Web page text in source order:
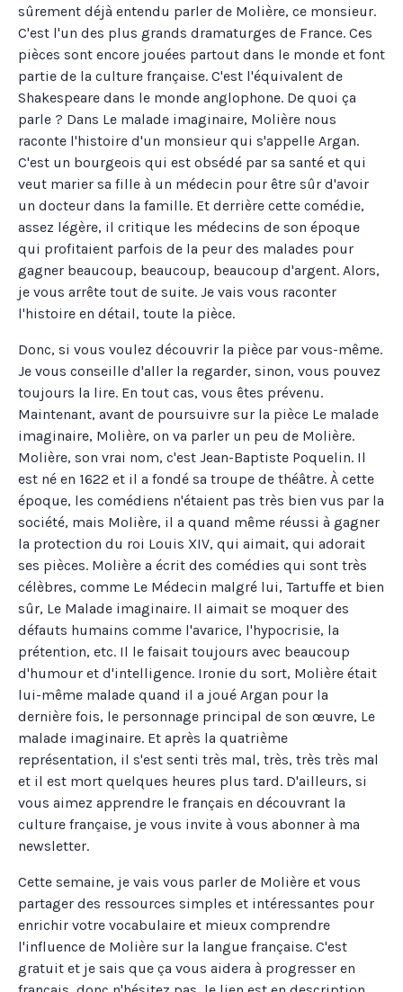
sûrement déjà entendu parler de Molière, ce monsieur.
C'est l'un des plus grands dramaturges de France. Ces
pièces sont encore jouées partout dans le monde et font
partie de la culture française. C'est l'équivalent de
Shakespeare dans le monde anglophone. De quoi ça
parle ? Dans Le malade imaginaire, Molière nous
raconte l'histoire d'un monsieur qui s'appelle Argan.
C'est un bourgeois qui est obsédé par sa santé et qui
veut marier sa fille à un médecin pour être sûr d'avoir
un docteur dans la famille. Et derrière cette comédie,
assez légère, il critique les médecins de son époque
qui profitaient parfois de la peur des malades pour
gagner beaucoup, beaucoup, beaucoup d'argent. Alors,
je vous arrête tout de suite. Je vais vous raconter
l'histoire en détail, toute la pièce.
Donc, si vous voulez découvrir la pièce par vous-même.
Je vous conseille d'aller la regarder, sinon, vous pouvez
toujours la lire. En tout cas, vous êtes prévenu.
Maintenant, avant de poursuivre sur la pièce Le malade
imaginaire, Molière, on va parler un peu de Molière.
Molière, son vrai nom, c'est Jean-Baptiste Poquelin. Il
est né en 1622 et il a fondé sa troupe de théâtre. À cette
époque, les comédiens n'étaient pas très bien vus par la
société, mais Molière, il a quand même réussi à gagner
la protection du roi Louis XIV, qui aimait, qui adorait
ses pièces. Molière a écrit des comédies qui sont très
célèbres, comme Le Médecin malgré lui, Tartuffe et bien
sûr, Le Malade imaginaire. Il aimait se moquer des
défauts humains comme l'avarice, l'hypocrisie, la
prétention, etc. Il le faisait toujours avec beaucoup
d'humour et d'intelligence. Ironie du sort, Molière était
lui-même malade quand il a joué Argan pour la
dernière fois, le personnage principal de son œuvre, Le
malade imaginaire. Et après la quatrième
représentation, il s'est senti très mal, très, très très mal
et il est mort quelques heures plus tard. D'ailleurs, si
vous aimez apprendre le français en découvrant la
culture française, je vous invite à vous abonner à ma
newsletter.
Cette semaine, je vais vous parler de Molière et vous
partager des ressources simples et intéressantes pour
enrichir votre vocabulaire et mieux comprendre
l'influence de Molière sur la langue française. C'est
gratuit et je sais que ça vous aidera à progresser en